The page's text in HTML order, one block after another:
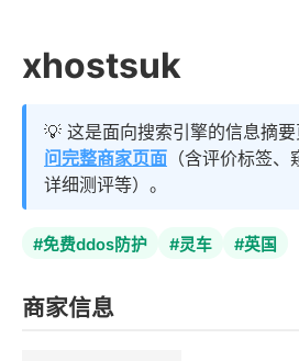
xhostsuk
💡 这是面向搜索引擎的信息摘要
问完整商家页面 （含评价标签、
详细测评等）。
#免费ddos防护 #灵车 #英国
商家信息